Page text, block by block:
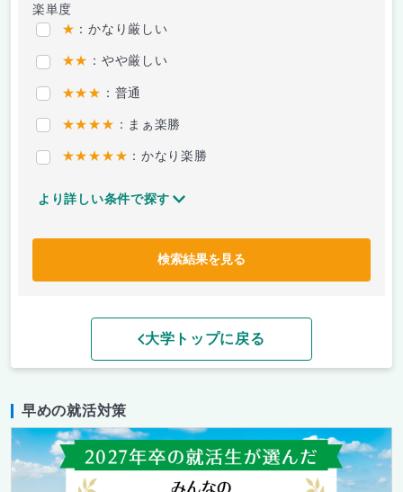
楽単度
★ ：かなり厳しい
★★ ：やや厳しい
★★★ ：普通
★★★★ ：まぁ楽勝
★★★★★ ：かなり楽勝
より詳しい条件で探す
検索結果を見る
大学トップに戻る
早めの就活対策